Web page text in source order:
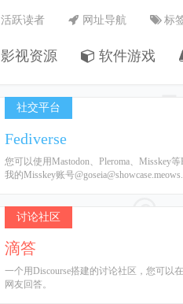
影视资源 软件游戏
活跃读者 网址导航 标
社交平台
Fediverse
您可以使用Mastodon、Pleroma、Misskey等
我的Misskey账号
讨论社区
滴答
一个用Discourse搭建的讨论社区，您可以
网友回答。